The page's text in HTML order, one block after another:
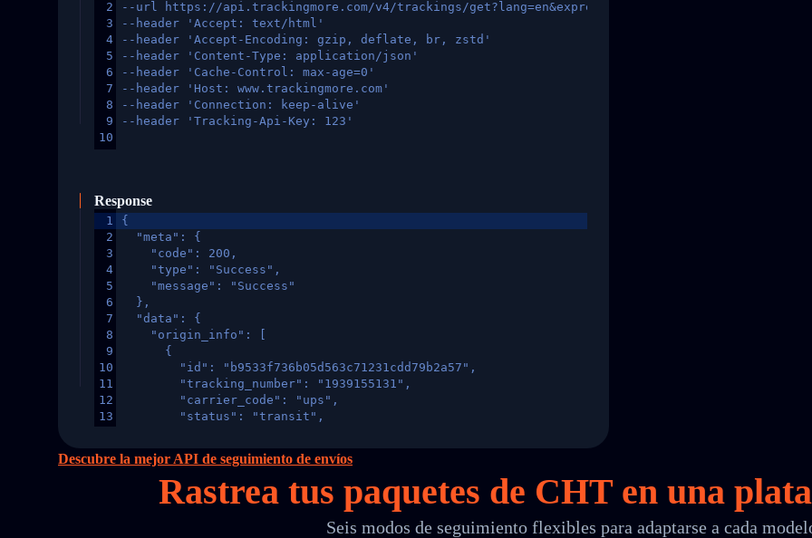
2
3
4
5
6
7
8
9
10
--url https://api.trackingmore.com/v4/trackings/get?lang=en&express=ups&tracknumber=1939155131
--header 'Accept: text/html'
--header 'Accept-Encoding: gzip, deflate, br, zstd'
--header 'Content-Type: application/json'
--header 'Cache-Control: max-age=0'
--header 'Host: www.trackingmore.com'
--header 'Connection: keep-alive'
--header 'Tracking-Api-Key: 123'
Response
1
2
3
4
5
6
7
8
9
10
11
12
13
16
{
  "meta": {
    "code": 200,
    "type": "Success",
    "message": "Success"
  },
  "data": {
    "origin_info": [
      {
        "id": "b9533f736b05d563c71231cdd79b2a57",
        "tracking_number": "1939155131",
        "carrier_code": "ups",
        "status": "transit",
        "itemTimeLength": 2,
        "weblink": "",
        "phone": null,
Descubre la mejor API de seguimiento de envíos
Rastrea tus paquetes de CHT en una
Seis modos de seguimiento flexibles para adaptarse a cada